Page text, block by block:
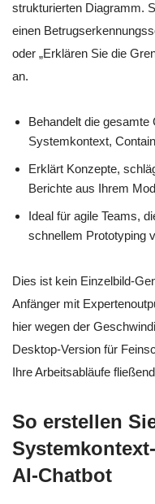
strukturierten Diagramm.
einen
oder „Erklären Sie die
an.
Behandelt die
Systemkontext,
Erklärt Konzepte,
Berichte aus Ihrem
Ideal für agile Teams,
schnellem Prototyping
Dies ist kein Einzelbild-
Anfänger mit
hier wegen der
Desktop-Version für
Ihre Arbeitsabläufe
So erstellen
AI-Chatbot